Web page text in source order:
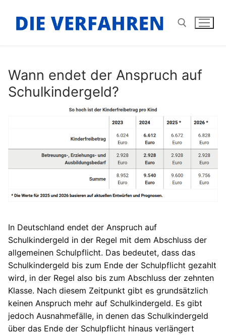
Inhalt
springen
Wann endet der Anspruch auf
Schulkindergeld?
In Deutschland endet der Anspruch auf
Schulkindergeld in der Regel mit dem Abschluss der
allgemeinen Schulpflicht. Das bedeutet, dass das
Schulkindergeld bis zum Ende der Schulpflicht gezahlt
wird, in der Regel also bis zum Abschluss der zehnten
Klasse. Nach diesem Zeitpunkt gibt es grundsätzlich
keinen Anspruch mehr auf Schulkindergeld. Es gibt
jedoch Ausnahmefälle, in denen das Schulkindergeld
über das Ende der Schulpflicht hinaus verlängert